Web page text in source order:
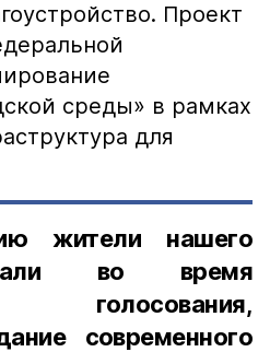
Проект
среды» в рамках
для
жители нашего
во время
голосования,
современного